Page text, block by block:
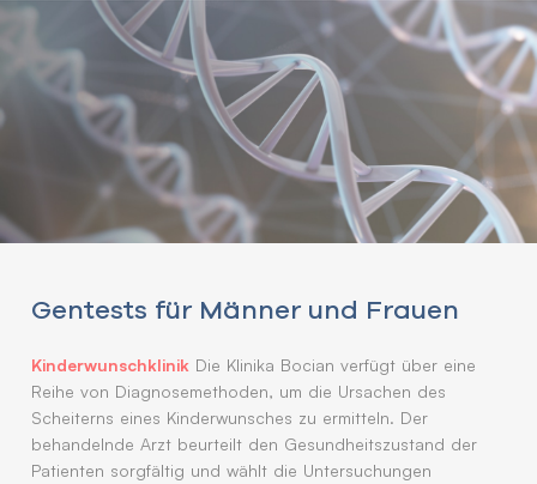
Gentests für Männer und Frauen
Kinderwunschklinik Die Klinika Bocian verfügt über eine
Reihe von Diagnosemethoden, um die Ursachen des
Scheiterns eines Kinderwunsches zu ermitteln. Der
behandelnde Arzt beurteilt den Gesundheitszustand der
Patienten sorgfältig und wählt die Untersuchungen